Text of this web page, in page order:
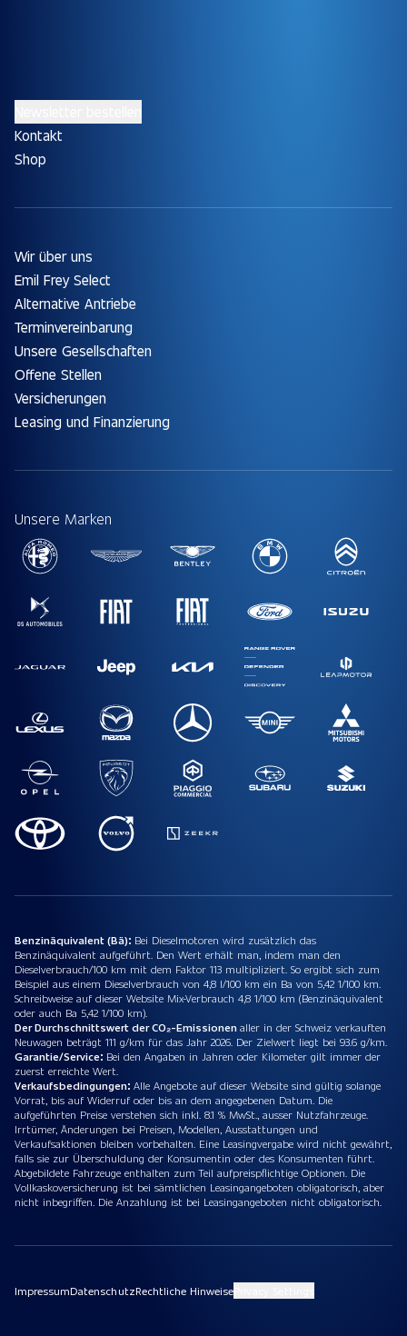
Kontakt
Shop
Wir über uns
Emil Frey Select
Alternative Antriebe
Terminvereinbarung
Unsere Gesellschaften
Offene Stellen
Versicherungen
Leasing und Finanzierung
Unsere Marken
Benzinäquivalent (Bä): Bei Dieselmotoren wird zusätzlich das
Benzinäquivalent aufgeführt. Den Wert erhält man, indem man den
Dieselverbrauch/100 km mit dem Faktor 113 multipliziert. So ergibt sich zum
Beispiel aus einem Dieselverbrauch von 4,8 l/100 km ein Ba von 5,42 1/100 km.
Schreibweise auf dieser Website Mix-Verbrauch 4,8 1/100 km (Benzinäquivalent
oder auch Ba 5,42 1/100 km).
Der Durchschnittswert der CO₂-Emissionenaller in der Schweiz verkauften
Neuwagen beträgt 111 g/km für das Jahr 2026. Der Zielwert liegt bei 93.6 g/km.
Garantie/Service: Bei den Angaben in Jahren oder Kilometer gilt immer der
zuerst erreichte Wert.
Verkaufsbedingungen: Alle Angebote auf dieser Website sind gültig solange
Vorrat, bis auf Widerruf oder bis an dem angegebenen Datum. Die
aufgeführten Preise verstehen sich inkl. 8.1 % MwSt., ausser Nutzfahrzeuge.
Irrtümer, Änderungen bei Preisen, Modellen, Ausstattungen und
Verkaufsaktionen bleiben vorbehalten. Eine Leasingvergabe wird nicht gewährt,
falls sie zur Überschuldung der Konsumentin oder des Konsumenten führt.
Abgebildete Fahrzeuge enthalten zum Teil aufpreispflichtige Optionen. Die
Vollkaskoversicherung ist bei sämtlichen Leasingangeboten obligatorisch, aber
nicht inbegriffen. Die Anzahlung ist bei Leasingangeboten nicht obligatorisch.
ImpressumDatenschutzRechtliche Hinweise